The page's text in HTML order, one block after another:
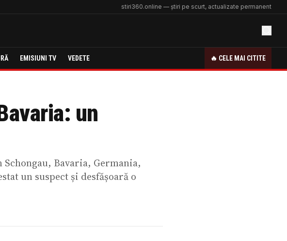
stiri360.online — știri pe scurt, actualizate permanent
EMISIUNI TV VEDETE 🔥 CELE MAI CITITE
un
Bavaria, Germania,
un suspect și desfășoară o